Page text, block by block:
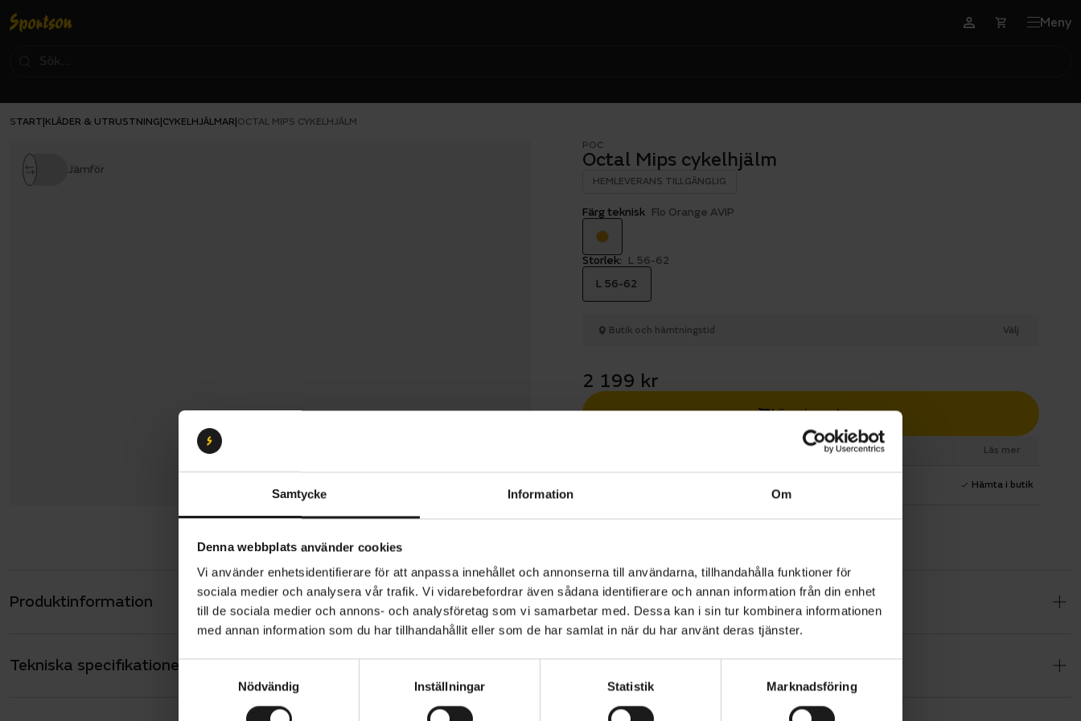
Samtycke Information Om
Denna webbplats använder cookies
Vi använder enhetsidentifierare för att anpassa innehållet och annonserna till användarna, tillhandahålla funktioner för
sociala medier och analysera vår trafik. Vi vidarebefordrar även sådana identifierare och annan information från din enhet
till de sociala medier och annons- och analysföretag som vi samarbetar med. Dessa kan i sin tur kombinera informationen
med annan information som du har tillhandahållit eller som de har samlat in när du har använt deras tjänster.
S
Nödvändig Inställningar Statistik Marknadsföring
Meny
START KLÄDER & UTRUSTNING CYKELHJÄLMAR OCTAL MIPS CYKELHJÄLM
Jämför
POC
Octal Mips cykelhjälm
HEMLEVERANS TILLGÄNGLIG
Färg teknisk Flo Orange AVIP
Storlek: L 56-62
L 56-62
Butik och hämtningstid Välj
2 199 kr
Lägg i varukorg
Läs mer
Hämta i butik
Produktinformation
POC Octal Mips är en modern klassiker bland landsvägshjälmarna och denna
modell är försedd med rotationsskyddet Mips, som skyddar hjärnan mot
komforten på långa, varma cykelturer.
Tekniska specifikationer Allmänt
ANVÄNDARE